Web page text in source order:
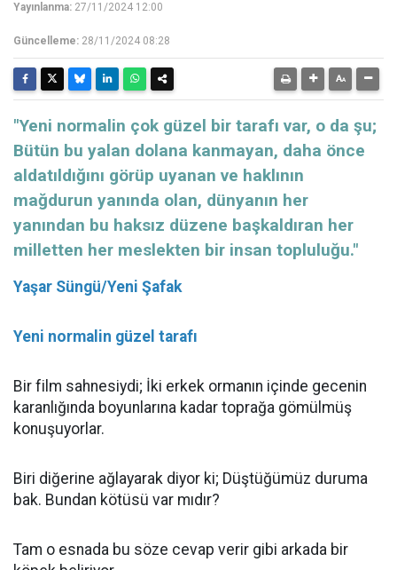
Yayınlanma: 27/11/2024 12:00
Güncelleme: 28/11/2024 08:28
"Yeni normalin çok güzel bir tarafı var, o da şu;
Bütün bu yalan dolana kanmayan, daha önce
aldatıldığını görüp uyanan ve haklının
mağdurun yanında olan, dünyanın her
yanından bu haksız düzene başkaldıran her
milletten her meslekten bir insan topluluğu."
Yaşar Süngü/Yeni Şafak
Yeni normalin güzel tarafı
Bir film sahnesiydi; İki erkek ormanın içinde gecenin
karanlığında boyunlarına kadar toprağa gömülmüş
konuşuyorlar.
Biri diğerine ağlayarak diyor ki; Düştüğümüz duruma
bak. Bundan kötüsü var mıdır?
Tam o esnada bu söze cevap verir gibi arkada bir